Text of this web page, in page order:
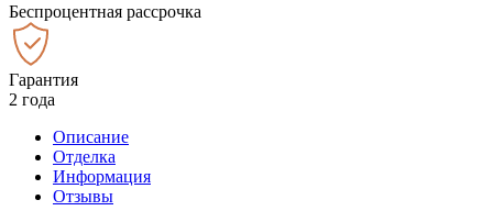
Беспроцентная рассрочка
Гарантия
2 года
Описание
Отделка
Информация
Отзывы